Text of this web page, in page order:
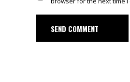
SEND COMMENT